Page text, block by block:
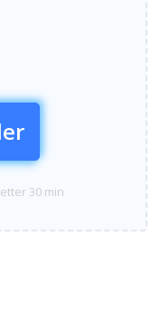
30 min